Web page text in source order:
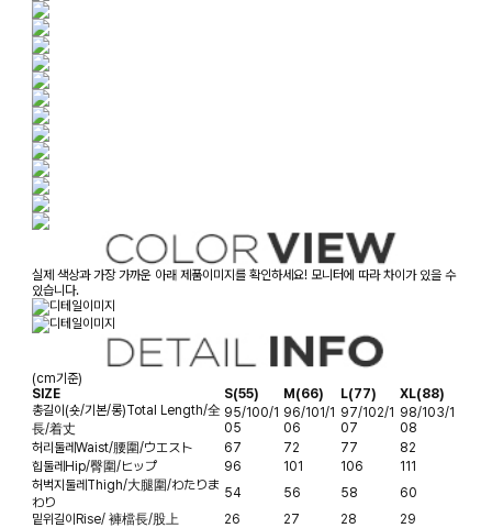
실제 색상과 가장 가까운 아래 제품이미지를 확인하세요! 모니터에 따라 차이가 있을 수
있습니다.
(cm기준)
SIZE
S(55) M(66) L(77)
XL(88)
총길이(숏/기본/롱)Total Length/全
長/着丈
95/100/1
05
96/101/1
06
97/102/1
07
98/103/1
08
허리둘레Waist/腰圍/ウエスト 67 72 77
82
힙둘레Hip/臀圍/ヒップ 96 101 106
111
허벅지둘레Thigh/大腿圍/わたりま
わり
54 56 58
60
밑위길이Rise/ 褲檔長/股上 26 27 28
29